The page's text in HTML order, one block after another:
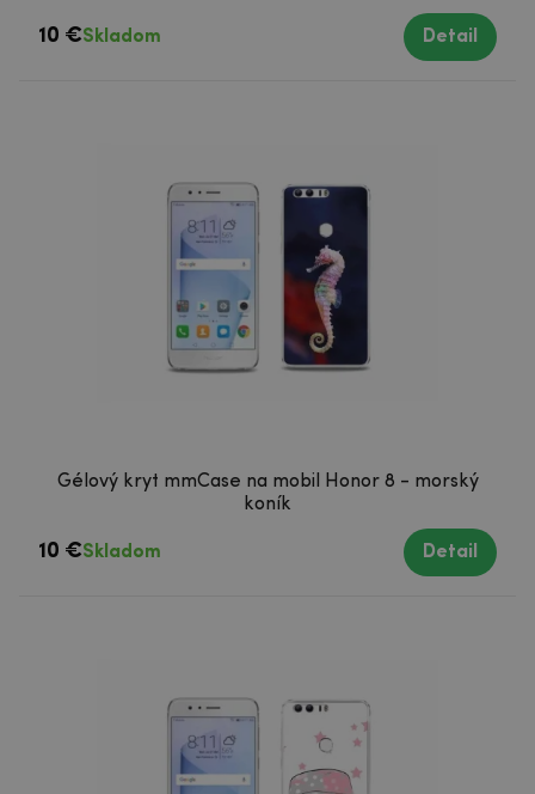
10 €Skladom Detail
Gélový kryt mmCase na mobil Honor 8 - morský
koník
10 €Skladom Detail